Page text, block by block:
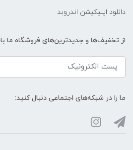
دانلود اپلیکیشن اندروبد
از تخفیف‌ها و جدیدترین‌های فروشگاه ما
ما را در شبکه‌های اجتماعی دنبال کنید: